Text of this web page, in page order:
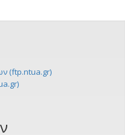
(ftp.ntua.gr)